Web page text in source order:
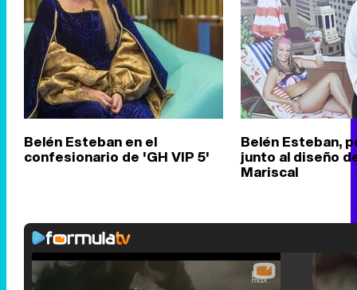
Belén Esteban en el
confesionario de 'GH VIP 5'
Belén Esteban,
junto al diseño
Mariscal